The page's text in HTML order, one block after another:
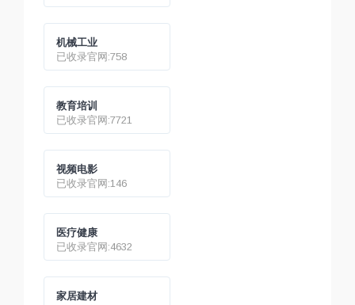
机械工业
已收录官网:758
教育培训
已收录官网:7721
视频电影
已收录官网:146
医疗健康
已收录官网:4632
家居建材